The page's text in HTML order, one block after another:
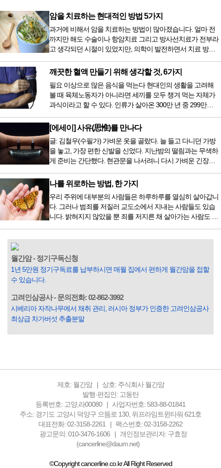
암을 치료하는 현대적인 방법 5가지
과거에 비해서 암을 치료하는 방법이 많아졌습니다. 얼마 전
까지만 해도 수술이나 항암치료 그리고 방사선치료가 전부라
고 생각되던 시절이 있었지만, 의학이 발전하면서 치료 방법
오면서 암을 치료하는 방법이 하나 더 추가되었습니다. 중입
자 치료를 받기 위해서는 일본이나 독일 등 중입자 치료기가
있는 나라에 가서 힘들게 치료받았지만 얼마 전 국내 도입 후
전립선암 환자를 시작으로 중입자 치료기가 가동되었습니다.
치료 범위가 한정되어 모든 암 환자가 중입자 치료를 받을 수
는 없지만 치료...
깨끗한 혈액 만들기 위해 생각할 것, 6가지
필요 이상으로 많은 음식을 먹는다 현대인의 생활을 고려해
볼 때 육체노동자가 아니라면 세끼를 모두 챙겨 먹는 자체가
과식이라고 할 수 있다. 인류가 살아온 300만 년 중 299만
저녁을 습관적으로 음식을 섭취한다. 게다가 밤늦은 시간까지
음식을 먹거나, 아침에 식욕이 없는데도 ‘아침을 먹어야 하루
가 활기차다’라는 이야기에 사로잡혀 억지로 먹는 경우가 많
다. 식욕이 없다는 느낌은 본능이 보내는 신호다. 즉 먹어도 소
화할 힘이 없다거나 더 이상 먹으면 혈액 안에 잉여물...
[에세이] 사유(思惟)를 만나다
글: 김철우(수필가) 가벼운 옷을 골랐다. 늘 들고 다니던 가방
을 놓고, 가장 편한 신발을 신었다. 지난밤의 떨림과는 무색하
게 준비는 간단했다. 현관문을 나서려니 다시 가벼운 긴장감
막이 열리기 전. 그 특유의 무대 냄새를 맡았을 때의 긴장감 같
은 것이었다. 두 금동 미륵 반가사유상을 만나러 가는 길은 그
렇게 시작됐다. 두 반가사유상을 알게 된 것은 몇 해 전이었다.
잡지의 발행인으로 독자에게 선보일 좋은 콘텐츠를 고민하던
중 우리 문화재를 하나씩 소개하고자...
나를 위로하는 방법, 한 가지
우리 주위에 대부분의 사람들은 하루하루를 열심히 살아갑니
다. 그러나 범죄를 저질러 교도소에서 지내는 사람들도 있습
니다. 밝혀지지 않았을 뿐 죄를 저지른 채 살아가는 사람도 있
입힌다는 것입니다. 미꾸라지 한 마리가 시냇물을 흐린다는
옛말이 그저 허투루 생기지는 않은 듯합니다. 대부분의 사람
들은 열심히 살아갑니다. 그렇다고 97%의 사람들이 모두 착
월간암 - 정기구독신청
1년 5만원 정기구독료를 납부하시면 매월 집에서 편하게 월간암을 접할
수 있습니다.
고려인삼공사 - 문의전화: 02-862-3992
시베리아 자작나무에서 채취 관리, 러시아 정부가 인증한 고려인삼공사
최상급 차가버섯 추출분말
제호: 월간암
상호: 주식회사 월간암
발행·편집인: 고동탄
등록번호: 고양,라00080
사업자번호: 583-88-01841
주소: 경기도 고양시 덕양구 으뜸로 130, 위프라임트윈타워 621호
대표전화: 02-3158-2261
팩스번호: 02-3158-2262
광고문의: 010-3476-1606
개인정보관리자: 구효정
(cancerline@daum.net)
©Copyright cancerline.co.kr All Right Reserved